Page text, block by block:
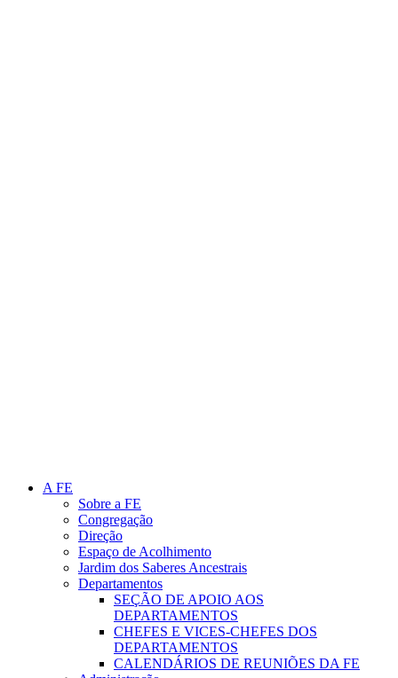
A FE
Sobre a FE
Congregação
Direção
Espaço de Acolhimento
Jardim dos Saberes Ancestrais
Departamentos
SEÇÃO DE APOIO AOS
DEPARTAMENTOS
CHEFES E VICES-CHEFES DOS
DEPARTAMENTOS
CALENDÁRIOS DE REUNIÕES DA FE